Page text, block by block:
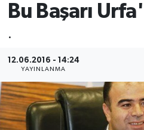
Bu Başarı
.
12.06.2016 - 14:24
YAYINLANMA
Gündem
Magazin
Tüm Manşetler
Haber Arşivi